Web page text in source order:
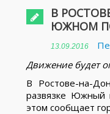
В
ЮЖНОМ
13.09.2016
Движение будет
В Ростове-на-
развязке Южный
этом сообщает